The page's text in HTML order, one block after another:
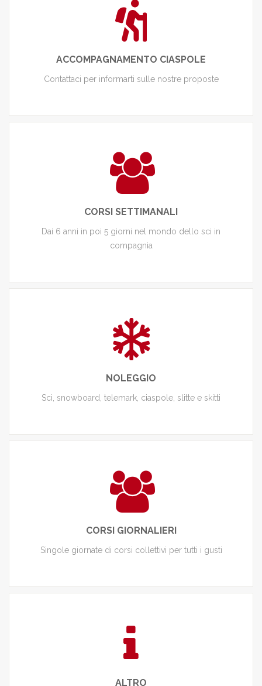
ACCOMPAGNAMENTO CIASPOLE
Contattaci per informarti sulle nostre proposte
CORSI SETTIMANALI
Dai 6 anni in poi 5 giorni nel mondo dello sci in
compagnia
NOLEGGIO
Sci, snowboard, telemark, ciaspole, slitte e skitti
CORSI GIORNALIERI
Singole giornate di corsi collettivi per tutti i gusti
ALTRO